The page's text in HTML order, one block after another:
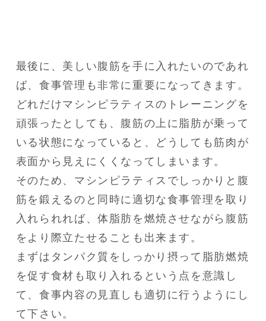
最後に、美しい腹筋を手に入れたいのであれ
ば、食事管理も非常に重要になってきます。
どれだけマシンピラティスのトレーニングを
頑張ったとしても、腹筋の上に脂肪が乗って
いる状態になっていると、どうしても筋肉が
表面から見えにくくなってしまいます。
そのため、マシンピラティスでしっかりと腹
筋を鍛えるのと同時に適切な食事管理を取り
入れられれば、体脂肪を燃焼させながら腹筋
をより際立たせることも出来ます。
まずはタンパク質をしっかり摂って脂肪燃焼
を促す食材も取り入れるという点を意識し
て、食事内容の見直しも適切に行うようにし
て下さい。